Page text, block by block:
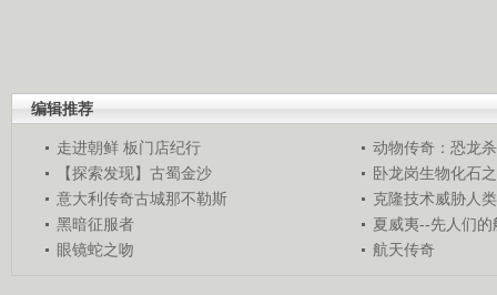
编辑推荐
走进朝鲜 板门店纪行
动物传奇：恐龙
【探索发现】古蜀金沙
卧龙岗生物化石
意大利传奇古城那不勒斯
克隆技术威胁人
黑暗征服者
夏威夷--先人们的
眼镜蛇之吻
航天传奇